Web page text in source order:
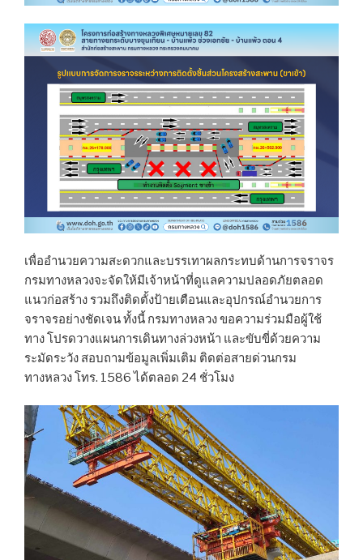
เพื่ออำนวยความสะดวกและบรรเทาผลกระทบด้านการจราจร
กรมทางหลวงจะจัดให้มีเจ้าหน้าที่ดูแลความปลอดภัยตลอด
แนวก่อสร้าง รวมถึงติดตั้งป้ายเตือนและอุปกรณ์อำนวยการ
จราจรอย่างชัดเจน ทั้งนี้ กรมทางหลวง ขอความร่วมมือผู้ใช้
ทาง โปรดวางแผนการเดินทางล่วงหน้า และขับขี่ด้วยความ
ระมัดระวัง สอบถามข้อมูลเพิ่มเติม ติดต่อสายด่วนกรม
ทางหลวง โทร. 1586 ได้ตลอด 24 ชั่วโมง